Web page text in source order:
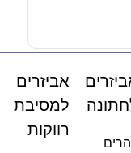
אביזרים
למסיבת
רווקות